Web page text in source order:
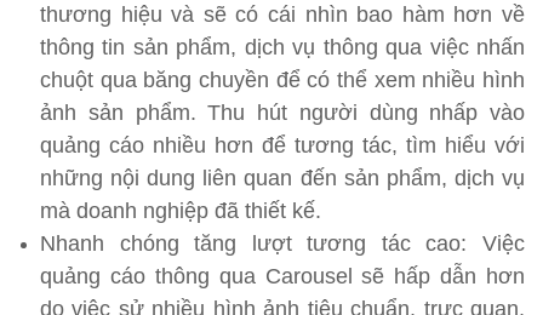
thương hiệu và sẽ có cái nhìn bao hàm hơn về
thông tin sản phẩm, dịch vụ thông qua việc nhấn
chuột qua băng chuyền để có thể xem nhiều hình
ảnh sản phẩm. Thu hút người dùng nhấp vào
quảng cáo nhiều hơn để tương tác, tìm hiểu với
những nội dung liên quan đến sản phẩm, dịch vụ
mà doanh nghiệp đã thiết kế.
Nhanh chóng tăng lượt tương tác cao: Việc
quảng cáo thông qua Carousel sẽ hấp dẫn hơn
do việc sử nhiều hình ảnh tiêu chuẩn, trực quan,